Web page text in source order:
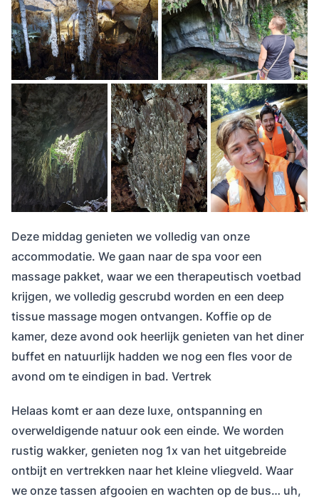
Deze middag genieten we volledig van onze
accommodatie. We gaan naar de spa voor een
massage pakket, waar we een therapeutisch voetbad
krijgen, we volledig gescrubd worden en een deep
tissue massage mogen ontvangen. Koffie op de
kamer, deze avond ook heerlijk genieten van het diner
buffet en natuurlijk hadden we nog een fles voor de
avond om te eindigen in bad. Vertrek
Helaas komt er aan deze luxe, ontspanning en
overweldigende natuur ook een einde. We worden
rustig wakker, genieten nog 1x van het uitgebreide
ontbijt en vertrekken naar het kleine vliegveld. Waar
we onze tassen afgooien en wachten op de bus… uh,